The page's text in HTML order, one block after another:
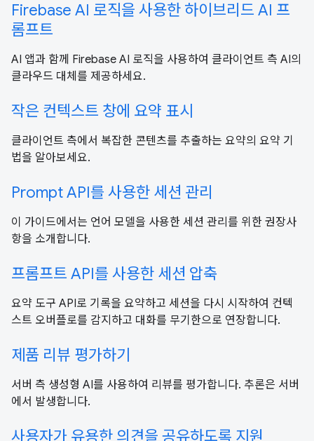
Firebase AI 로직을 사용한 하이브리드 AI 프
롬프트
AI 앱과 함께 Firebase AI 로직을 사용하여 클라이언트 측 AI의
클라우드 대체를 제공하세요.
작은 컨텍스트 창에 요약 표시
클라이언트 측에서 복잡한 콘텐츠를 추출하는 요약의 요약 기
법을 알아보세요.
Prompt API를 사용한 세션 관리
이 가이드에서는 언어 모델을 사용한 세션 관리를 위한 권장사
항을 소개합니다.
프롬프트 API를 사용한 세션 압축
요약 도구 API로 기록을 요약하고 세션을 다시 시작하여 컨텍
스트 오버플로를 감지하고 대화를 무기한으로 연장합니다.
제품 리뷰 평가하기
서버 측 생성형 AI를 사용하여 리뷰를 평가합니다. 추론은 서버
에서 발생합니다.
사용자가 유용한 의견을 공유하도록 지원